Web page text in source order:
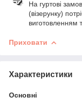
На гуртові
(візерунку)
виготовленням
Приховати
Характеристики
Основні